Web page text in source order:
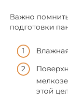
Важно
подготовки
этой